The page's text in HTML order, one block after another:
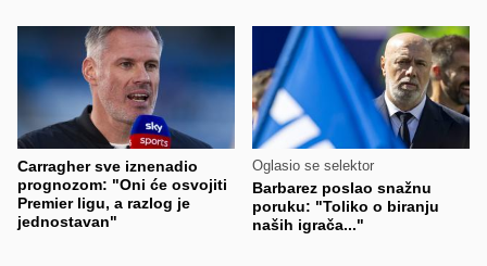
Carragher sve iznenadio
prognozom: "Oni će osvojiti
Premier ligu, a razlog je
jednostavan"
Oglasio se selektor
Barbarez poslao snažnu
poruku: "Toliko o biranju
naših igrača..."